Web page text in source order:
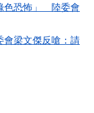
色恐怖」 陸委會
梁文傑反嗆：請